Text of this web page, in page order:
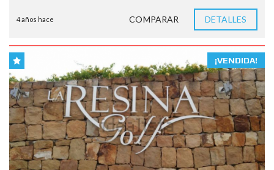
4 años hace COMPARAR DETALLES
¡VENDIDA!